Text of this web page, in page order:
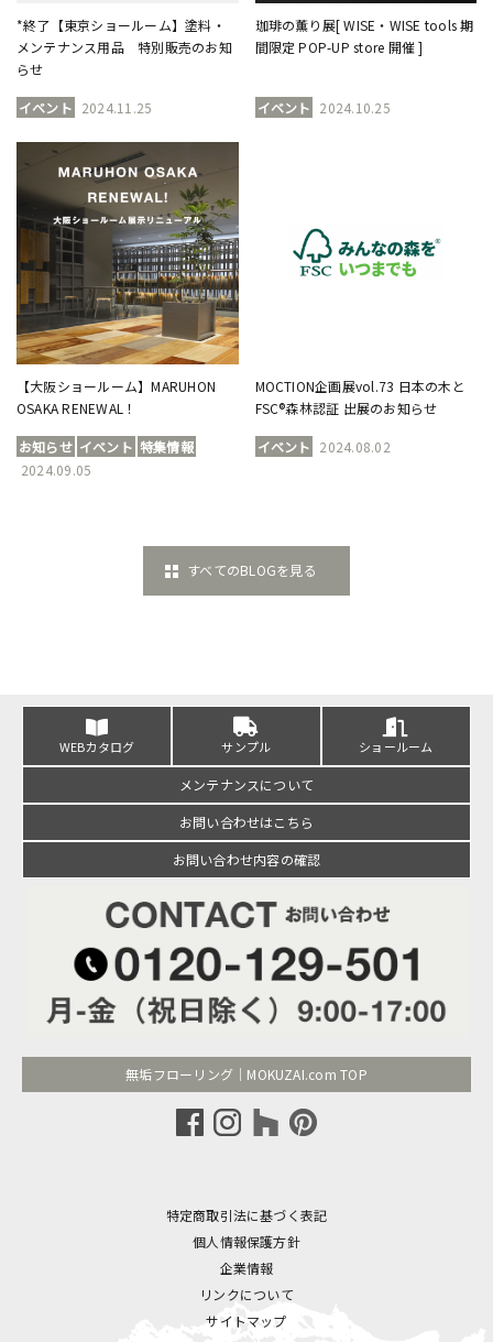
*終了【東京ショールーム】塗料・
メンテナンス用品 特別販売のお知
らせ
イベント 2024.11.25
珈琲の薫り展[ WISE・WISE tools 期
間限定 POP-UP store 開催 ]
イベント 2024.10.25
【大阪ショールーム】MARUHON
OSAKA RENEWAL！
お知らせ イベント 特集情報
2024.09.05
MOCTION企画展vol.73 日本の木と
FSC®森林認証 出展のお知らせ
イベント 2024.08.02
すべてのBLOGを見る
WEBカタログ サンプル ショールーム
メンテナンスについて
お問い合わせはこちら
お問い合わせ内容の確認
無垢フローリング｜MOKUZAI.com TOP
特定商取引法に基づく表記
個人情報保護方針
企業情報
リンクについて
サイトマップ